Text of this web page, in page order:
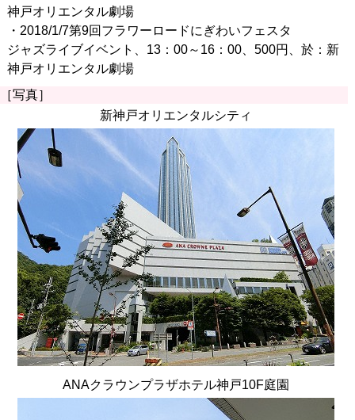
神戸オリエンタル劇場
・2018/1/7第9回フラワーロードにぎわいフェスタ
ジャズライブイベント、13：00～16：00、500円、於：新
神戸オリエンタル劇場
［写真］
新神戸オリエンタルシティ
ANAクラウンプラザホテル神戸10F庭園